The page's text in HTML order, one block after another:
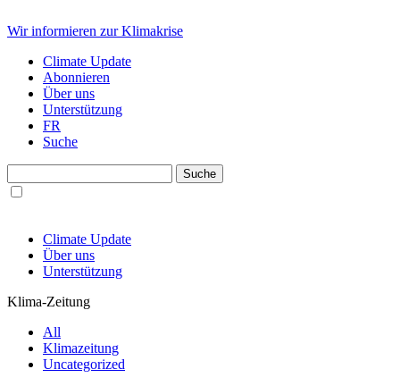
Wir informieren zur Klimakrise
Climate Update
Abonnieren
Über uns
Unterstützung
FR
Suche
Climate Update
Über uns
Unterstützung
Klima-Zeitung
All
Klimazeitung
Uncategorized